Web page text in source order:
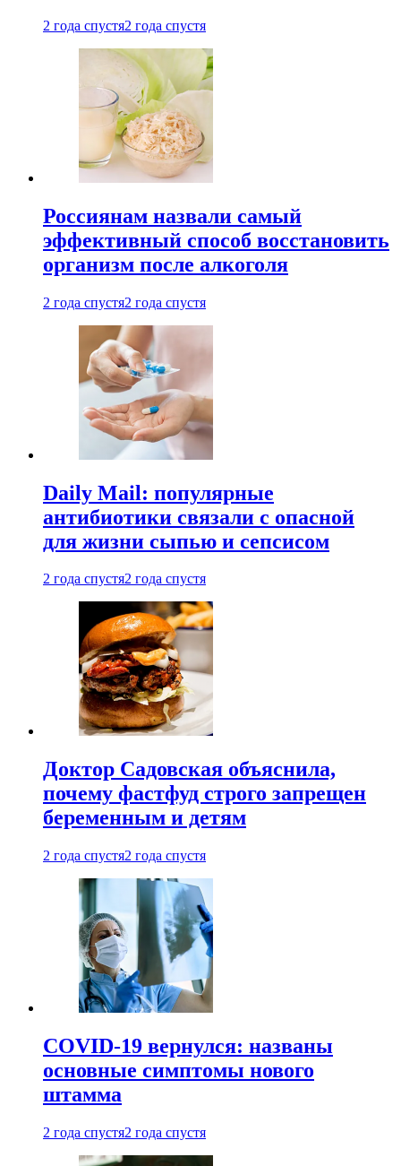
2 года спустя2 года спустя
Россиянам назвали самый
эффективный способ восстановить
организм после алкоголя
2 года спустя2 года спустя
Daily Mail: популярные
антибиотики связали с опасной
для жизни сыпью и сепсисом
2 года спустя2 года спустя
Доктор Садовская объяснила,
почему фастфуд строго запрещен
беременным и детям
2 года спустя2 года спустя
COVID-19 вернулся: названы
основные симптомы нового
штамма
2 года спустя2 года спустя